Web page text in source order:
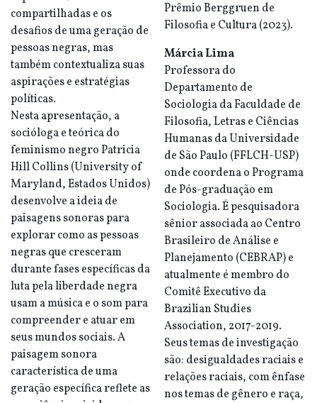
compartilhadas e os
desafios de uma geração de
pessoas negras, mas
também contextualiza suas
aspirações e estratégias
políticas.
Nesta apresentação, a
socióloga e teórica do
feminismo negro Patricia
Hill Collins (University of
Maryland, Estados Unidos)
desenvolve a ideia de
paisagens sonoras para
explorar como as pessoas
negras que cresceram
durante fases específicas da
luta pela liberdade negra
usam a música e o som para
compreender e atuar em
seus mundos sociais. A
paisagem sonora
característica de uma
geração específica reflete as
Prêmio Berggruen de
Filosofia e Cultura (2023).
Márcia Lima
Professora do
Departamento de
Sociologia da Faculdade de
Filosofia, Letras e Ciências
Humanas da Universidade
de São Paulo (FFLCH-USP)
onde coordena o Programa
de Pós-graduação em
Sociologia. É pesquisadora
sênior associada ao Centro
Brasileiro de Análise e
Planejamento (CEBRAP) e
atualmente é membro do
Comitê Executivo da
Brazilian Studies
Association, 2017-2019.
Seus temas de investigação
são: desigualdades raciais e
relações raciais, com ênfase
nos temas de gênero e raça,